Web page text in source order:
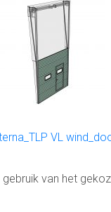
VL
van het